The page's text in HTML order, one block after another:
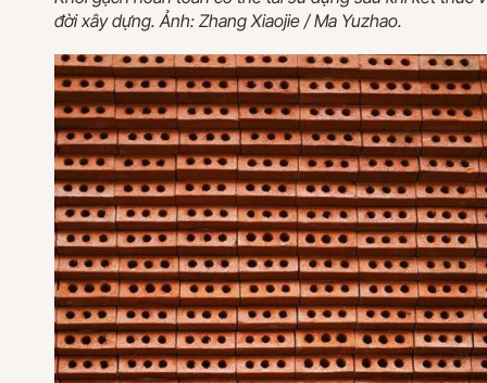
đời xây dựng. Ảnh: Zhang Xiaojie / Ma Yuzhao.